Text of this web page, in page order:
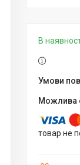
В
товар не